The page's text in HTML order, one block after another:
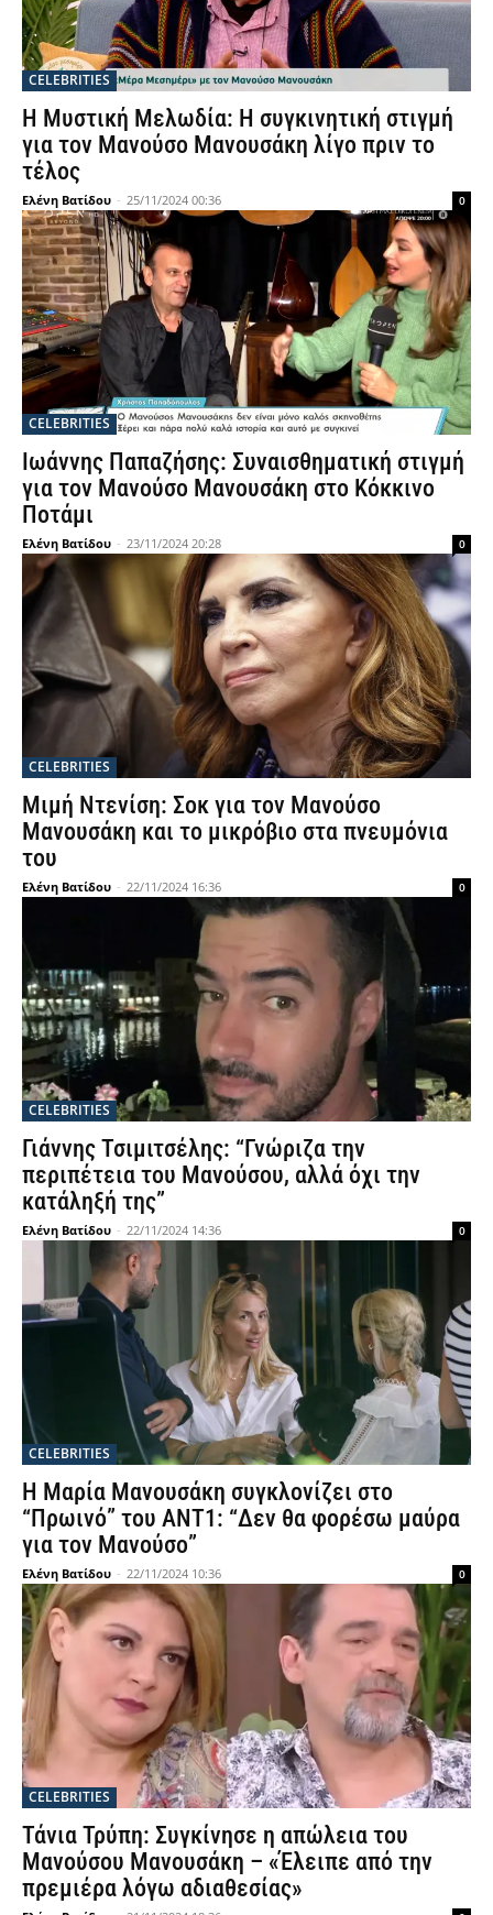
CELEBRITIES
Η Μυστική Μελωδία: Η συγκινητική στιγμή
για τον Μανούσο Μανουσάκη λίγο πριν το
τέλος
Ελένη Βατίδου - 25/11/2024 00:36 0
CELEBRITIES
Ιωάννης Παπαζήσης: Συναισθηματική στιγμή
για τον Μανούσο Μανουσάκη στο Κόκκινο
Ποτάμι
Ελένη Βατίδου - 23/11/2024 20:28 0
CELEBRITIES
Μιμή Ντενίση: Σοκ για τον Μανούσο
Μανουσάκη και το μικρόβιο στα πνευμόνια
του
Ελένη Βατίδου - 22/11/2024 16:36 0
CELEBRITIES
Γιάννης Τσιμιτσέλης: “Γνώριζα την
περιπέτεια του Μανούσου, αλλά όχι την
κατάληξή της”
Ελένη Βατίδου - 22/11/2024 14:36 0
CELEBRITIES
Η Μαρία Μανουσάκη συγκλονίζει στο
“Πρωινό” του ΑΝΤ1: “Δεν θα φορέσω μαύρα
για τον Μανούσο”
Ελένη Βατίδου - 22/11/2024 10:36 0
CELEBRITIES
Τάνια Τρύπη: Συγκίνησε η απώλεια του
Μανούσου Μανουσάκη – «Έλειπε από την
πρεμιέρα λόγω αδιαθεσίας»